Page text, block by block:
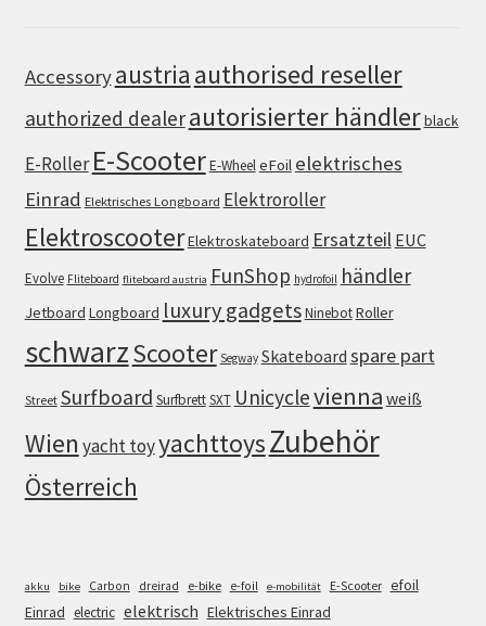
Accessoryaustria authorised reseller
authorized dealerautorisierter händlerblack
E-Roller E-ScooterE-WheeleFoil elektrisches
Einrad Elektrisches Longboard Elektroroller
ElektroscooterElektroskateboard Ersatzteil EUC
Evolve Fliteboard fliteboard austria FunShop hydrofoil händler
Jetboard Longboard luxury gadgetsNinebotRoller
schwarzScooter Segway Skateboard spare part
Street Surfboard SurfbrettSXT Unicyclevienna weiß
Wien yacht toyyachttoysZubehör
Österreich
akku bike Carbon dreirad e-bike e-foil e-mobilität E-Scooter efoil
Einrad electric elektrisch Elektrisches Einrad